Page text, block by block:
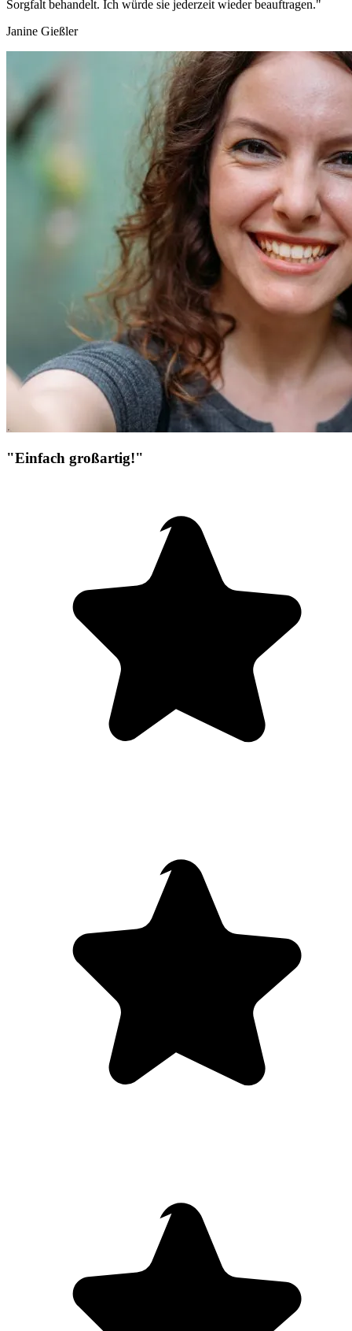
Sorgfalt behandelt. Ich würde sie jederzeit wieder beauftragen."
Janine Gießler
"Einfach großartig!"